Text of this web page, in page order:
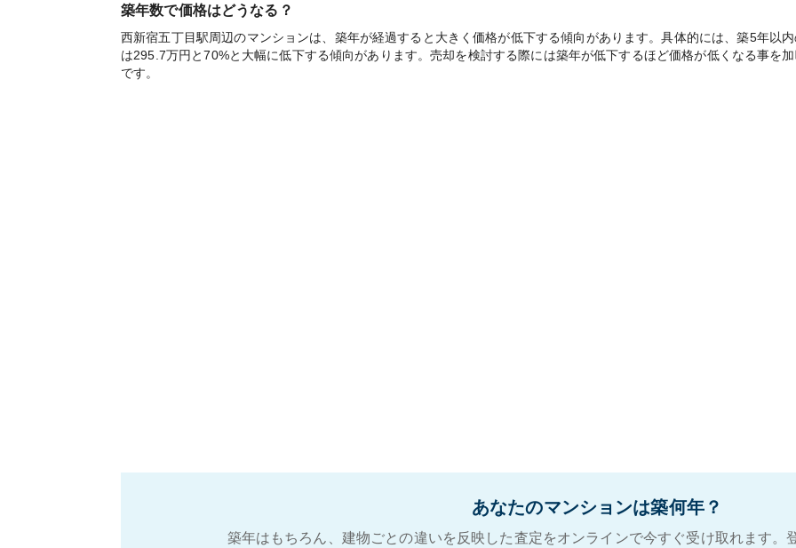
築年数で価格はどうなる？
西新宿五丁目駅周辺のマンションは、築年が経過すると大きく価格が低下する傾向があります。具体的には、築5年以
は295.7万円と70%と大幅に低下する傾向があります。売却を検討する際には築年が低下するほど価格が低くなる事を
です。
あなたのマンションは築何年？
築年はもちろん、建物ごとの違いを反映した査定をオンラインで今すぐ受け取れます。